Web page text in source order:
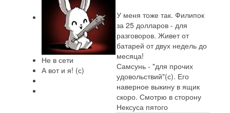
Не в сети
А вот и я! (с)
У меня тоже так. Филипок
за 25 долларов - для
разговоров. Живет от
батарей от двух недель до
месяца!
Самсунь - "для прочих
удовольствий"(с). Его
наверное выкину в ящик
скоро. Смотрю в сторону
Нексуса пятого